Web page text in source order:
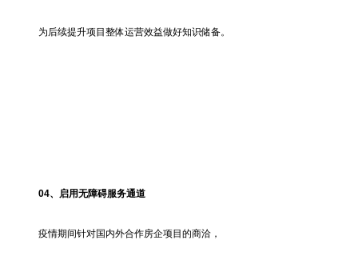
为后续提升项目整体运营效益做好知识储备。
04、 启用无障碍服务通道
疫情期间针对国内外合作房企项目的商洽，